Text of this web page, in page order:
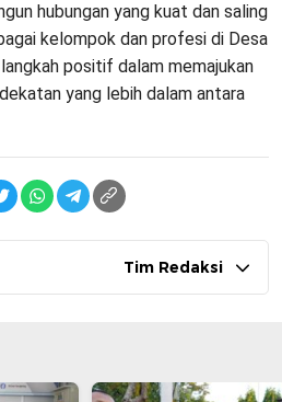
hubungan yang kuat dan saling
kelompok dan profesi di Desa
positif dalam memajukan
yang lebih dalam antara
Tim Redaksi